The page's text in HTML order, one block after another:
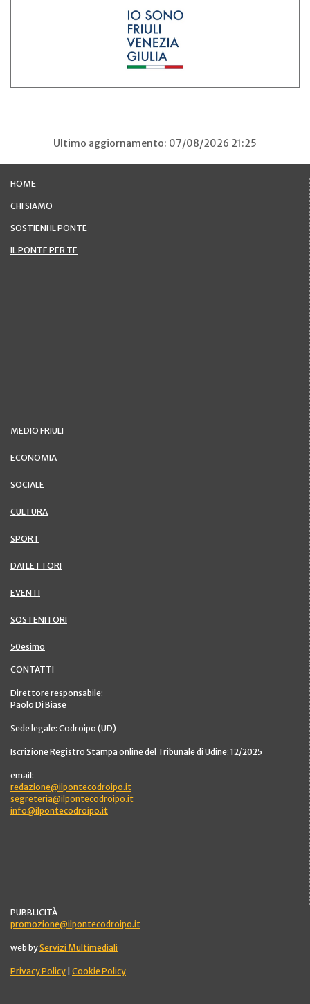
Ultimo aggiornamento: 07/08/2026 21:25
HOME
CHI SIAMO
SOSTIENI IL PONTE
IL PONTE PER TE
MEDIO FRIULI
ECONOMIA
SOCIALE
CULTURA
SPORT
DAI LETTORI
EVENTI
SOSTENITORI
50esimo
CONTATTI
Direttore responsabile:
Paolo Di Biase
Sede legale: Codroipo (UD)
Iscrizione Registro Stampa online del Tribunale di Udine: 12/2025
email:
redazione@ilpontecodroipo.it
segreteria@ilpontecodroipo.it
info@ilpontecodroipo.it
PUBBLICITÀ
promozione@ilpontecodroipo.it
web byServizi Multimediali
Privacy Policy Cookie Policy